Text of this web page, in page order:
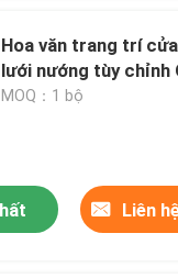
Hoa văn trang trí
lưới nướng tùy chỉnh
MOQ：1 bộ
Liên